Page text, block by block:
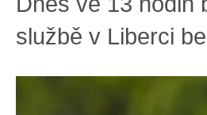
službě v Liberci